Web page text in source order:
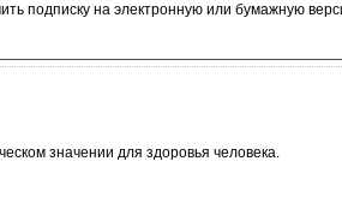
подписку на электронную или бумажную
значении для здоровья человека.